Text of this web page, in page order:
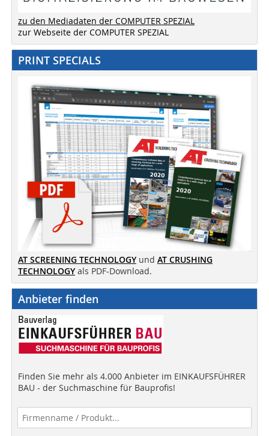
zu den Mediadaten der COMPUTER SPEZIAL
zur Webseite der COMPUTER SPEZIAL
PRINT SPECIALS
AT SCREENING TECHNOLOGY und AT CRUSHING
TECHNOLOGY als PDF-Download.
Anbieter finden
Finden Sie mehr als 4.000 Anbieter im EINKAUFSFÜHRER
BAU - der Suchmaschine für Bauprofis!